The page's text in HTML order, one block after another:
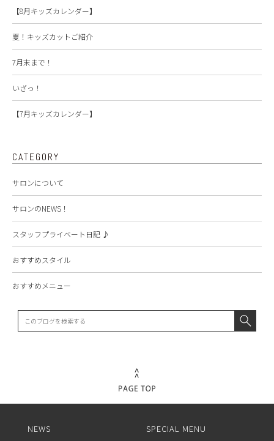
【8月キッズカレンダー】
夏！キッズカットご紹介
7月末まで！
いざっ！
【7月キッズカレンダー】
CATEGORY
サロンについて
サロンのNEWS！
スタッフプライベート日記 ♪
おすすめスタイル
おすすめメニュー
NEWS SPECIAL MENU